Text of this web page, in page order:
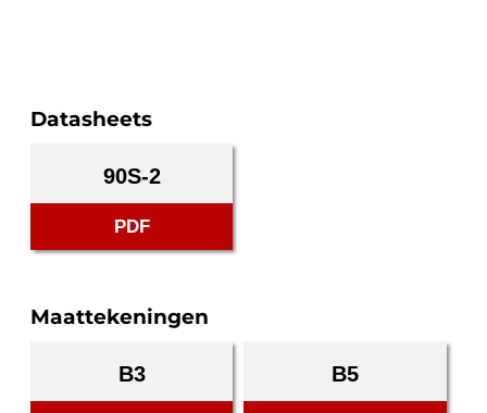
Datasheets
90S-2
PDF
Maattekeningen
B3 B5